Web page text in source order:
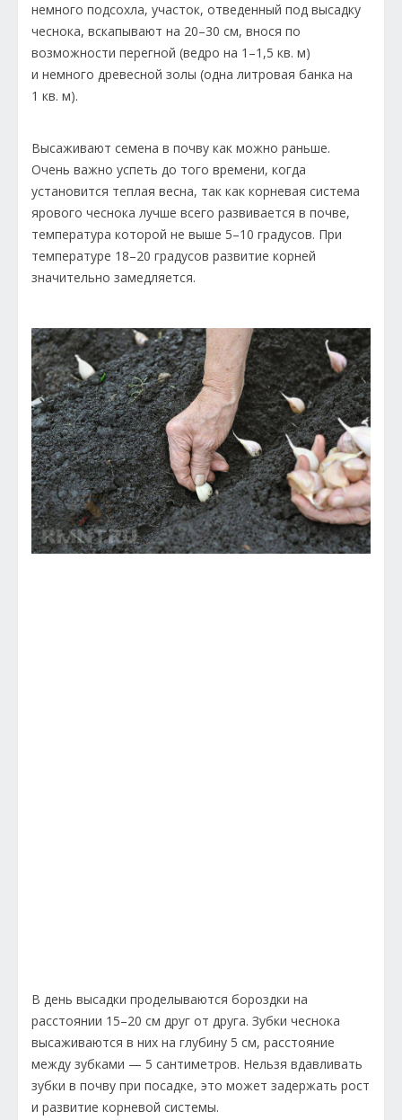
немного подсохла, участок, отведенный под высадку
чеснока, вскапывают на 20–30 см, внося по
возможности перегной (ведро на 1–1,5 кв. м)
и немного древесной золы (одна литровая банка на
1 кв. м).
Высаживают семена в почву как можно раньше.
Очень важно успеть до того времени, когда
установится теплая весна, так как корневая система
ярового чеснока лучше всего развивается в почве,
температура которой не выше 5–10 градусов. При
температуре 18–20 градусов развитие корней
значительно замедляется.
В день высадки проделываются бороздки на
расстоянии 15–20 см друг от друга. Зубки чеснока
высаживаются в них на глубину 5 см, расстояние
между зубками — 5 сантиметров. Нельзя вдавливать
зубки в почву при посадке, это может задержать рост
и развитие корневой системы.